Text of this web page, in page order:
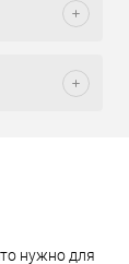
нужно для